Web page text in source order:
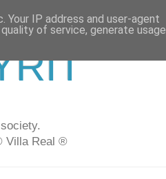
Villa Real ®
IP address and user-agent
of service, generate usage